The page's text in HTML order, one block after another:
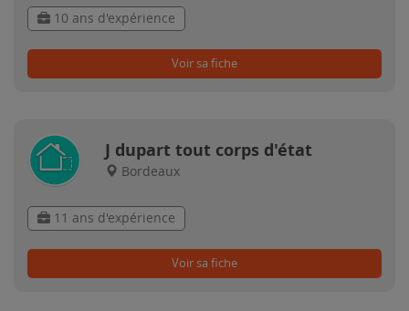
10 ans d'expérience
Voir sa fiche
J dupart tout corps d'état
Bordeaux
11 ans d'expérience
Voir sa fiche